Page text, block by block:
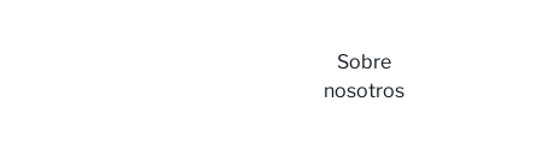
Sobre
nosotros